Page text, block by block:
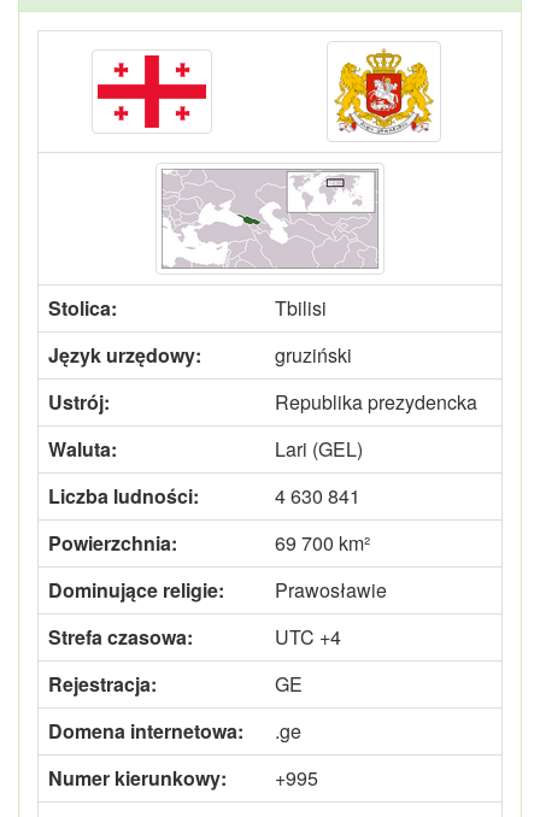
Stolica:
Tbilisi
Język urzędowy:
gruziński
Ustrój:
Republika prezydencka
Waluta:
Lari (GEL)
Liczba ludności:
4 630 841
Powierzchnia:
69 700 km²
Dominujące religie:
Prawosławie
Strefa czasowa:
UTC +4
Rejestracja:
GE
Domena internetowa:
.ge
Numer kierunkowy:
+995